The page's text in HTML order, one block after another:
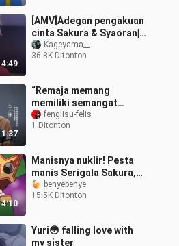
4:49
[AMV]Adegan pengakuan
cinta Sakura & Syaoran|
<Cardcaptor Sakura>
Kageyama__
36.8K Ditonton
1:37
“Remaja memang
memiliki semangat
juangnya sendiri,
tubuhnya tegak bak
fenglisu-felis
1 Ditonton
4:10
Manisnya nuklir! Pesta
manis Serigala Sakura,
bahkan jika saya tidak
punya pacar, saya dapat
benyebenye
15.5K Ditonton
Yuri😳 falling love with
my sister